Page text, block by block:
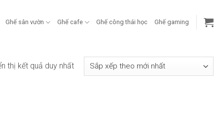
Ghế sân vườn Ghế cafe Ghế công thái học Ghế gaming
thị kết quả duy nhất